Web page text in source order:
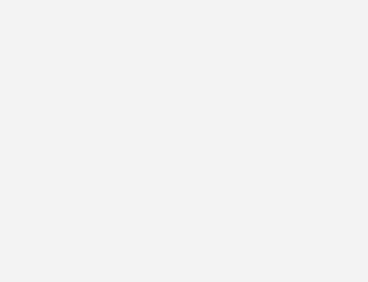
bleibt ein wichtiger Bestandteil
Strategie, auch wenn der Markt
wirkt als in der Vergangenheit.
wie sich dieser im weiteren
wird. Die Ukraine war einst
Markt für uns. Trotz der schwierigen
den anhaltenden Krieg sind wir stolz
mit einem kleinen, engagierten Team